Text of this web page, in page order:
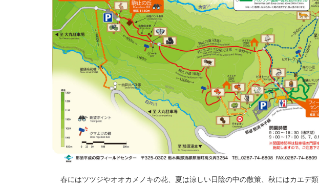
春にはツツジやオオカメノキの花、夏は涼しい日陰の中の散策、秋にはカエデ類